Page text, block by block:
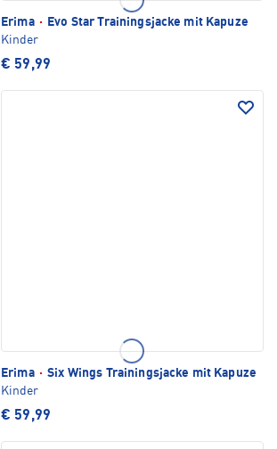
Erima ·
Evo Star Trainingsjacke mit Kapuze
Kinder
€ 59,99
Erima · Six Wings Trainingsjacke mit Kapuze
Kinder
€ 59,99